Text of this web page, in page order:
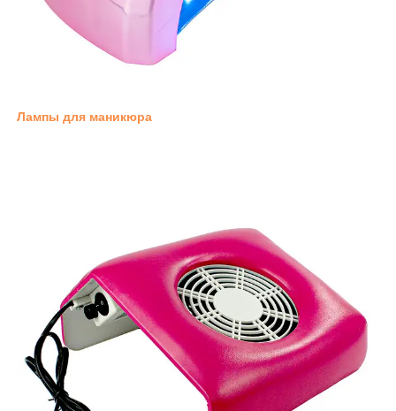
Лампы для маникюра